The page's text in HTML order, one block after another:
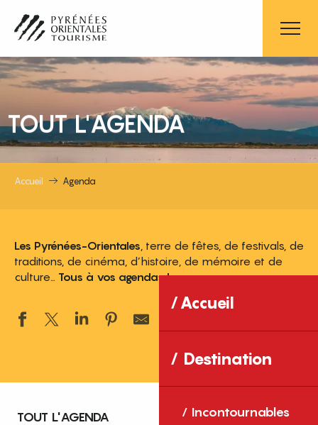
contenu
principal
Accueil
Destination
Incontournables
TOUT L'AGENDA
Accueil Agenda
Les Pyrénées-Orientales , terre de fêtes, de festivals, de
traditions, de cinéma, d’histoire, de mémoire et de
culture… Tous à vos agendas !
TOUT L'AGENDA